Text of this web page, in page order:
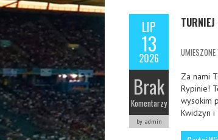
LIP
13
2026
Brak
Komentarzy
by admin
UMIESZONE
Za nami
Rypinie!
wysokim
Kwidzyn i